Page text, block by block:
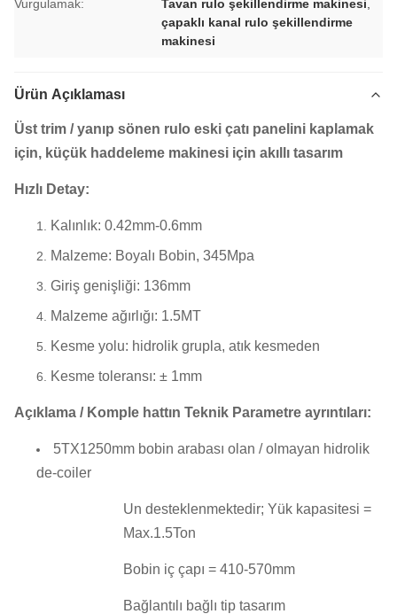
Vurgulamak: Tavan rulo şekillendirme makinesi
çapaklı kanal rulo şekillendirme
makinesi
Ürün Açıklaması
Üst trim / yanıp sönen rulo eski çatı panelini kaplamak
için, küçük haddeleme makinesi için akıllı tasarım
Hızlı Detay:
Kalınlık: 0.42mm-0.6mm
Malzeme: Boyalı Bobin, 345Mpa
Giriş genişliği: 136mm
Malzeme ağırlığı: 1.5MT
Kesme yolu: hidrolik grupla, atık kesmeden
Kesme toleransı: ± 1mm
Açıklama / Komple hattın Teknik Parametre ayrıntıları:
5TX1250mm bobin arabası olan / olmayan hidrolik
de-coiler
Un desteklenmektedir; Yük kapasitesi =
Max.1.5Ton
Bobin iç çapı = 410-570mm
Bağlantılı bağlı tip tasarım